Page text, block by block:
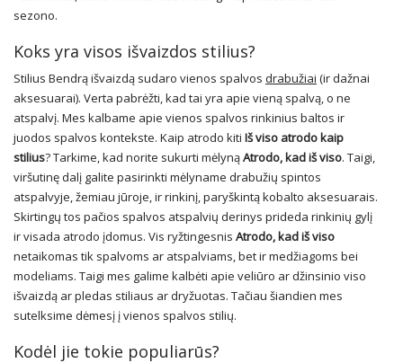
sezono.
Koks yra visos išvaizdos stilius?
Stilius Bendrą išvaizdą sudaro vienos spalvos drabužiai (ir dažnai
aksesuarai). Verta pabrėžti, kad tai yra apie vieną spalvą, o ne
atspalvį. Mes kalbame apie vienos spalvos rinkinius baltos ir
juodos spalvos kontekste. Kaip atrodo kiti Iš viso atrodo kaip
stilius? Tarkime, kad norite sukurti mėlynąAtrodo, kad iš viso. Taigi,
viršutinę dalį galite pasirinkti mėlyname drabužių spintos
atspalvyje, žemiau jūroje, ir rinkinį, paryškintą kobalto aksesuarais.
Skirtingų tos pačios spalvos atspalvių derinys prideda rinkinių gylį
ir visada atrodo įdomus. Vis ryžtingesnis Atrodo, kad iš viso
netaikomas tik spalvoms ar atspalviams, bet ir medžiagoms bei
modeliams. Taigi mes galime kalbėti apie veliūro ar džinsinio viso
išvaizdą ar pledas stiliaus ar dryžuotas. Tačiau šiandien mes
sutelksime dėmesį į vienos spalvos stilių.
Kodėl jie tokie populiarūs?